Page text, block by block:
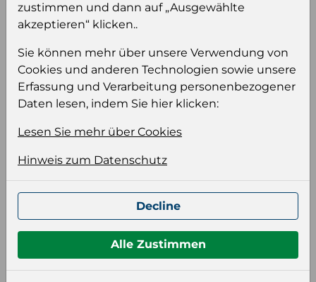
Produktinformation
Wählen Sie eine Sprache und ein Format für
Ihre Produktdatei aus
Sprache
Keiner
Format auswählen
Bildeinstellungen
wählen Sie eine Auflösung für Ihr Bild aus
zustimmen und dann auf „Ausgewählte
akzeptieren“ klicken..
Sie können mehr über unsere Verwendung von
Cookies und anderen Technologien sowie unsere
Erfassung und Verarbeitung personenbezogener
Daten lesen, indem Sie hier klicken:
Lesen Sie mehr über Cookies
Hinweis zum Datenschutz
Decline
Alle Zustimmen